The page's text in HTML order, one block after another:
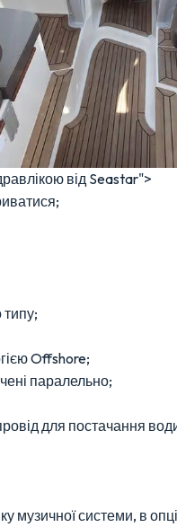
від Seastar">
типу;
Offshore;
паралельно;
для постачання
музичної системи, в